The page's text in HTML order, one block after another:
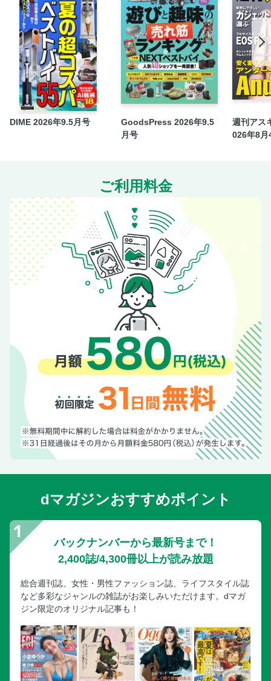
DIME 2026年9.5月号
GoodsPress 2026年9.5
月号
週刊アス
026年8月
ご利用料金
dマガジンおすすめポイント
バックナンバーから最新号まで！
2,400誌/4,300冊以上が読み放題
総合週刊誌、女性・男性ファッション誌、ライフスタイル誌
など多彩なジャンルの雑誌がお楽しみいただけます。dマガ
ジン限定のオリジナル記事も！